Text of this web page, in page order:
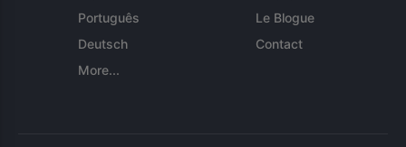
Português
Deutsch
More...
Le Blogue
Contact